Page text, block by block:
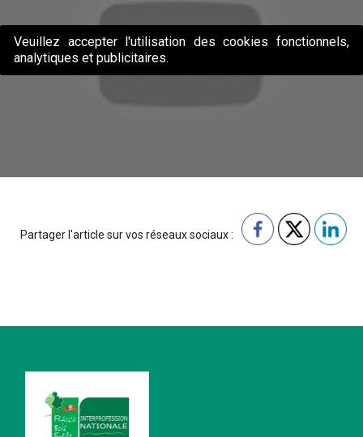
Veuillez accepter l'utilisation des cookies fonctionnels,
analytiques et publicitaires.
Partager l'article sur vos réseaux sociaux :